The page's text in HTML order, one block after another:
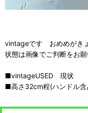
vintageです おめめがき
状態は画像でご判断をお
■vintageUSED 現状
■高さ32cm程(ハンドル含